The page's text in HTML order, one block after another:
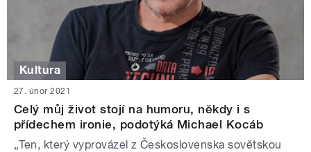
Kultura
27. únor 2021
Celý můj život stojí na humoru, někdy i s
přídechem ironie, podotýká Michael Kocáb
„Ten, který vyprovázel z Československa sovětskou